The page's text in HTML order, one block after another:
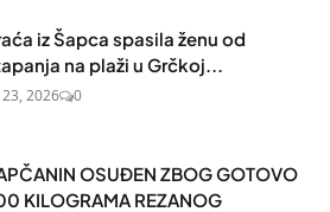
iz Šapca spasila ženu od
na plaži u Grčkoj...
23, 2026 0
OSUĐEN ZBOG GOTOVO
KILOGRAMA REZANOG